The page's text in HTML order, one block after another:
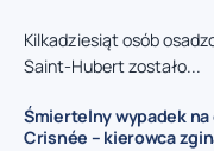
Kilkadziesiąt osób
Saint-Hubert zostało...
Śmiertelny wypadek
Crisnée – kierowca